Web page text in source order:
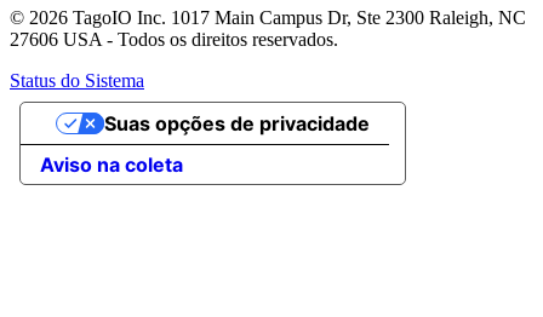
© 2026 TagoIO Inc. 1017 Main Campus Dr, Ste 2300 Raleigh, NC
27606 USA - Todos os direitos reservados.
Status do Sistema
Aviso na coleta
Suas opções de privacidade